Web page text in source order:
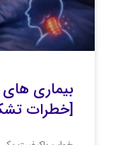
بیماری
[خطرات